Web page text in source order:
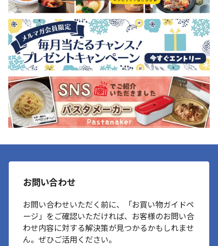
お問い合わせ
お問い合わせいただく前に、「お買い物ガイドペ
ージ」をご確認いただければ、お客様のお問い合
わせ内容に対する解決策が見つかるかもしれませ
ん。ぜひご活用ください。